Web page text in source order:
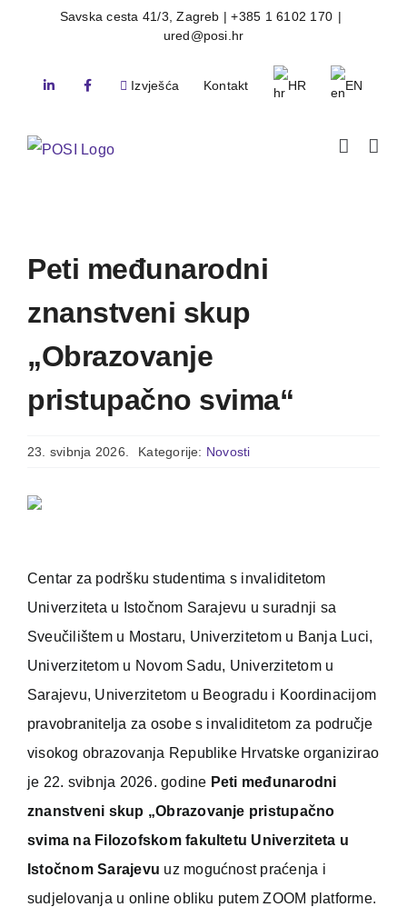
Savska cesta 41/3, Zagreb | +385 1 6102 170 |
ured@posi.hr
Izvješća Kontakt HR EN
Peti međunarodni
znanstveni skup
„Obrazovanje
pristupačno svima“
23. svibnja 2026. Kategorije: Novosti
Centar za podršku studentima s invaliditetom
Univerziteta u Istočnom Sarajevu u suradnji sa
Sveučilištem u Mostaru, Univerzitetom u Banja Luci,
Univerzitetom u Novom Sadu, Univerzitetom u
Sarajevu, Univerzitetom u Beogradu i Koordinacijom
pravobranitelja za osobe s invaliditetom za područje
visokog obrazovanja Republike Hrvatske organizirao
je 22. svibnja 2026. godine Peti međunarodni
znanstveni skup „Obrazovanje pristupačno
svima na Filozofskom fakultetu Univerziteta u
Istočnom Sarajevu uz mogućnost praćenja i
sudjelovanja u online obliku putem ZOOM platforme.